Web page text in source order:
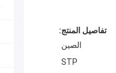
تفاصيل المنتج:
الصين
STP